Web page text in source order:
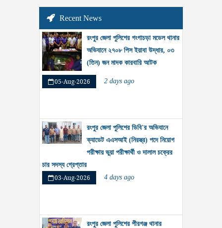
Recent News
রংপুর জেলা পুলিশের গংগাচড়া মডেল থানার
অভিযানে ২৭০৮ পিস ইয়াবা উদ্ধার, ০৩
(তিন) জন মাদক কারবারি আটক
05-Aug-2026 2 days ago
রংপুর জেলা পুলিশের ডিবি'র অভিযানে
ক্যাডেট এএসআই (নিরস্ত্র) পদে নিয়োগ
পরীক্ষায় ভুয়া পরীক্ষার্থী ও দালাল চক্রের
চার সদস্য গ্রেপ্তার
03-Aug-2026 4 days ago
রংপুর জেলা পুলিশের পীরগঞ্জ থানার